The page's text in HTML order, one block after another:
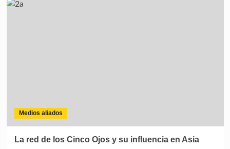
Medios aliados
La red de los Cinco Ojos y su influencia en Asia